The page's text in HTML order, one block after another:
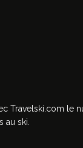
Travelski.com le
au ski.